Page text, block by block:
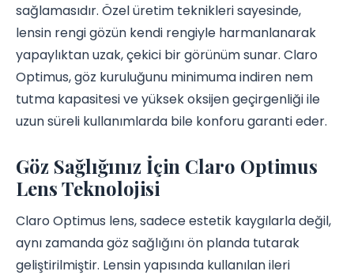
sağlamasıdır. Özel üretim teknikleri sayesinde,
lensin rengi gözün kendi rengiyle harmanlanarak
yapaylıktan uzak, çekici bir görünüm sunar. Claro
Optimus, göz kuruluğunu minimuma indiren nem
tutma kapasitesi ve yüksek oksijen geçirgenliği ile
uzun süreli kullanımlarda bile konforu garanti eder.
Göz Sağlığınız İçin Claro Optimus
Lens Teknolojisi
Claro Optimus lens, sadece estetik kaygılarla değil,
aynı zamanda göz sağlığını ön planda tutarak
geliştirilmiştir. Lensin yapısında kullanılan ileri